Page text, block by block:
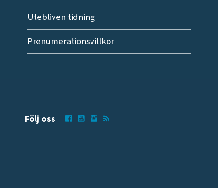
Utebliven tidning
Prenumerationsvillkor
Följ oss